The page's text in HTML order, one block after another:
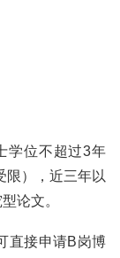
学位不超过3年
限），近三年以
论文。
直接申请B岗博